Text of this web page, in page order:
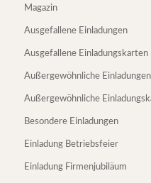
Magazin
Ausgefallene Einladungen
Ausgefallene Einladungskarten
Außergewöhnliche Einladungen
Außergewöhnliche
Besondere Einladungen
Einladung Betriebsfeier
Einladung Firmenjubiläum